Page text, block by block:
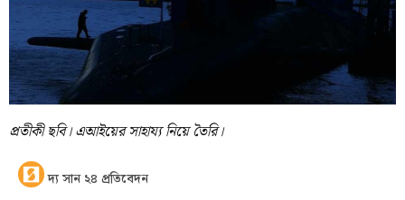
প্রতীকী ছবি। এআইয়ের সাহায্য নিয়ে তৈরি।
দ্য সান ২৪ প্রতিবেদন